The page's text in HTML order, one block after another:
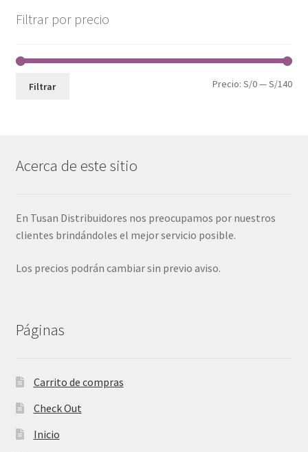
Filtrar por precio
Filtrar Precio:S/0—S/140
Acerca de este sitio
En Tusan Distribuidores nos preocupamos por nuestros
clientes brindándoles el mejor servicio posible.
Los precios podrán cambiar sin previo aviso.
Páginas
Carrito de compras
Check Out
Inicio